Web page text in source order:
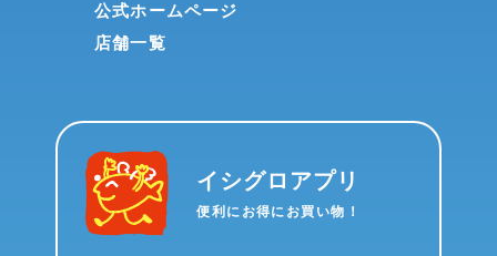
公式ホームページ
店舗一覧
イシグロアプリ
便利にお得にお買い物！